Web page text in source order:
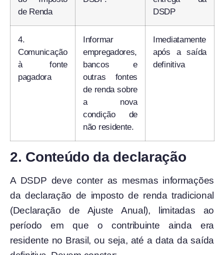
de Renda
DSDP
4.
Comunicação
à fonte
pagadora
Informar
empregadores,
bancos e
outras fontes
de renda sobre
a nova
condição de
não residente.
Imediatamente
após a saída
definitiva
2. Conteúdo da declaração
A DSDP deve conter as mesmas informações
da declaração de imposto de renda tradicional
(Declaração de Ajuste Anual), limitadas ao
período em que o contribuinte ainda era
residente no Brasil, ou seja, até a data da saída